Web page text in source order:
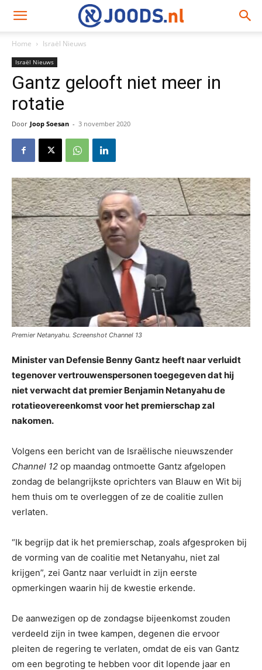
Home Israël Nieuws
Israël Nieuws
Gantz gelooft niet meer in
rotatie
Door Joop Soesan - 3 november 2020
Premier Netanyahu. Screenshot Channel 13
Minister van Defensie Benny Gantz heeft naar verluidt
tegenover vertrouwenspersonen toegegeven dat hij
niet verwacht dat premier Benjamin Netanyahu de
rotatieovereenkomst voor het premierschap zal
nakomen.
Volgens een bericht van de Israëlische nieuwszender
Channel 12 op maandag ontmoette Gantz afgelopen
zondag de belangrijkste oprichters van Blauw en Wit bij
hem thuis om te overleggen of ze de coalitie zullen
verlaten.
“Ik begrijp dat ik het premierschap, zoals afgesproken bij
de vorming van de coalitie met Netanyahu, niet zal
krijgen”, zei Gantz naar verluidt in zijn eerste
opmerkingen waarin hij de kwestie erkende.
De aanwezigen op de zondagse bijeenkomst zouden
verdeeld zijn in twee kampen, degenen die ervoor
pleiten de regering te verlaten, omdat de eis van Gantz
om een begroting te hebben voor dit lopende jaar en